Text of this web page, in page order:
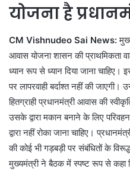
योजना है
CM Vishnudeo Sai News:
आवास योजना शासन की प्राथमिकता
ध्यान रूप से ध्यान दिया जाना चाहिए।
पर लापरवाही बर्दाश्त नहीं की
हितग्राही प्रधानमंत्री आवास की
उसके द्वारा मकान बनाने के लिए
द्वारा नहीं रोका जाना चाहिए।
की कोई भी गड़बड़ी पर संबंधितों के
मुख्यमंत्री ने बैठक में स्पष्ट रूप से कहा